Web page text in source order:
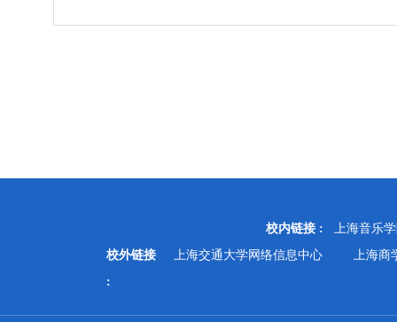
校内链接 :
上海音乐
校外链接
:
上海交通大学网络信息中心 上海商